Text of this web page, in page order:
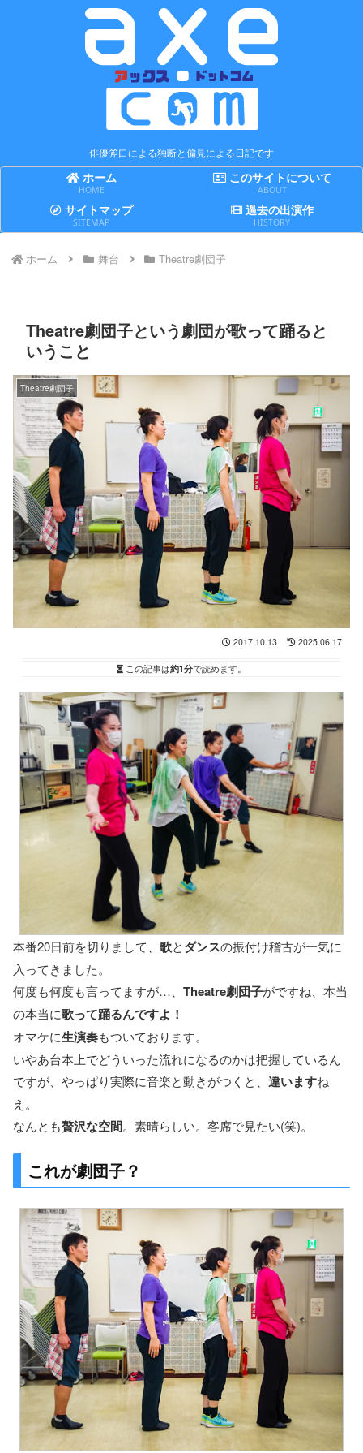
俳優斧口による独断と偏見による日記です
ホーム
HOME
このサイトについて
ABOUT
サイトマップ
SITEMAP
過去の出演作
HISTORY
ホーム 舞台 Theatre劇団子
Theatre劇団子という劇団が歌って踊ると
いうこと
Theatre劇団子
2017.10.13 2025.06.17
この記事は約1分で読めます。
本番20日前を切りまして、 歌とダンスの振付け稽古が一気に
入ってきました。
何度も何度も言ってますが…、 Theatre劇団子がですね、本当
の本当に歌って踊るんですよ！
オマケに生演奏もついております。
いやあ台本上でどういった流れになるのかは把握しているん
ですが、やっぱり実際に音楽と動きがつくと、 違いますね
え。
なんとも贅沢な空間。素晴らしい。客席で見たい(笑)。
これが劇団子？